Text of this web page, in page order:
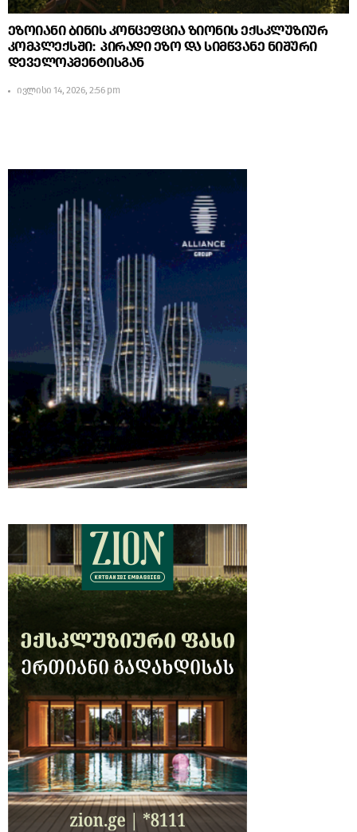
ეზოიანი ბინის კონცეფცია ზიონის ექსკლუზიურ
კომპლექსში: პირადი ეზო და სიმწვანე ნიშური
დეველოპმენტისგან
ივლისი 14, 2026, 2:56 pm